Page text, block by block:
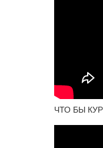
ЧТО БЫ